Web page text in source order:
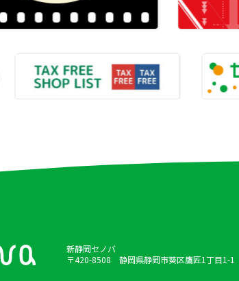
新静岡セノバ
〒420-8508 静岡県静岡市葵区鷹匠1丁目1-1